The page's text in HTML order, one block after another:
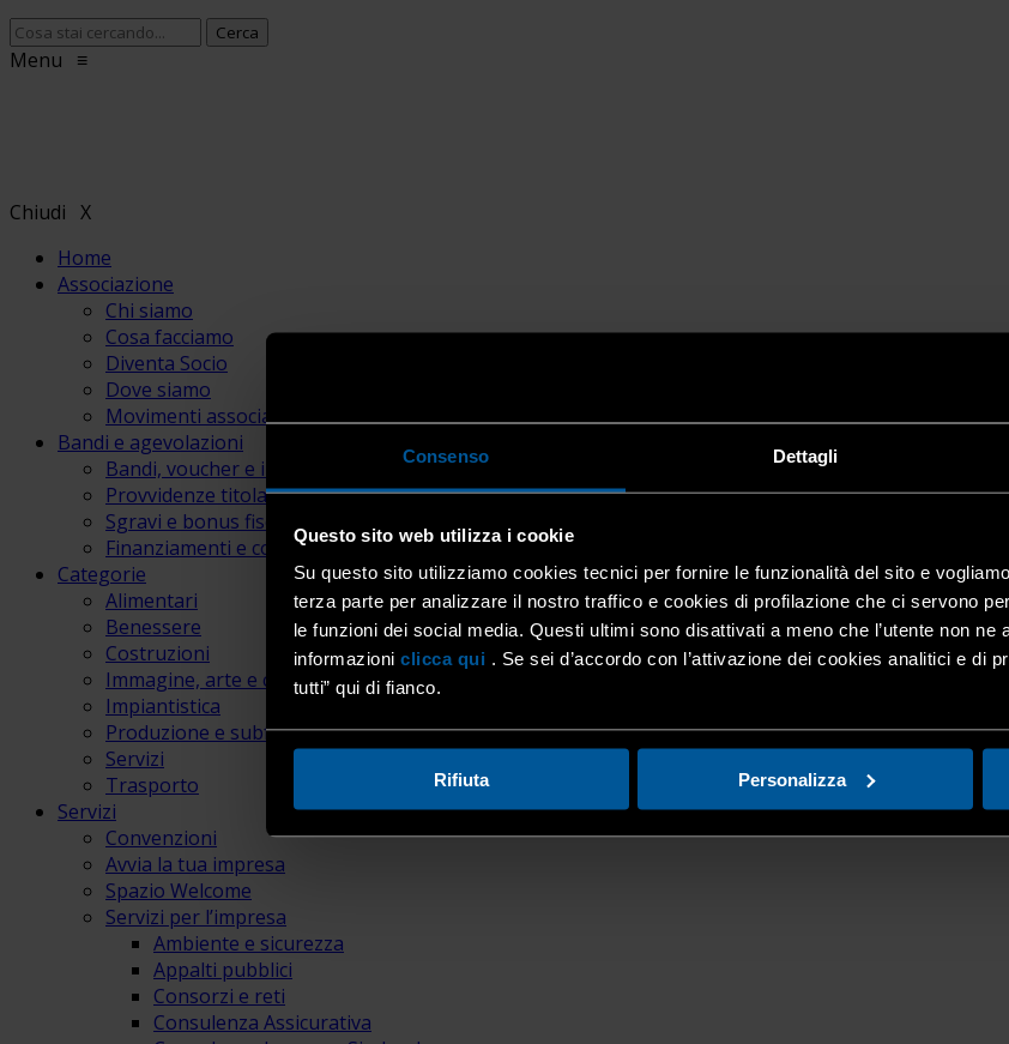
Consenso Dettagli
Questo sito web utilizza i cookie
Su questo sito utilizziamo cookies tecnici per fornire le funzionalità del sito e
terza parte per analizzare il nostro traffico e cookies di profilazione che ci servono
le funzioni dei social media. Questi ultimi sono disattivati a meno che l’utente non ne
informazioni clicca qui . Se sei d’accordo con l’attivazione dei cookies analitici e di
tutti” qui di fianco.
Rifiuta Personalizza
Menu ≡
Chiudi X
Home
Associazione
Chi siamo
Cosa facciamo
Diventa Socio
Dove siamo
Movimenti associativi
Bandi e agevolazioni
Bandi, voucher e incentivi
Provvidenze titolari e lavoratori
Sgravi e bonus fiscali
Finanziamenti e contributi
Categorie
Alimentari
Benessere
Costruzioni
Immagine, arte e comunicazione
Impiantistica
Produzione e subfornitura
Servizi
Trasporto
Servizi
Convenzioni
Avvia la tua impresa
Spazio Welcome
Servizi per l’impresa
Ambiente e sicurezza
Appalti pubblici
Consorzi e reti
Consulenza Assicurativa